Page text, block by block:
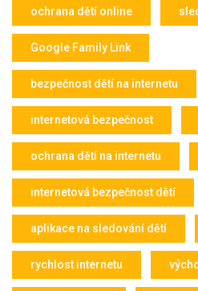
ochrana dětí online
Google Family Link
bezpečnost dětí na internetu
internetová bezpečnost
ochrana dětí na internetu
internetová bezpečnost dětí
aplikace na sledování dětí
rychlost internetu